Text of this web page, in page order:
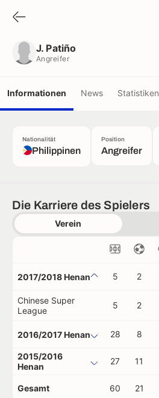
J. Patiño
Angreifer
Informationen News Statistiken
Nationalität
Philippinen
Position
Angreifer
Die Karriere des Spielers
Verein
2017/2018 Henan 5 2
Chinese Super
League
5 2
2016/2017 Henan 28 8
2015/2016
Henan
27 11
Gesamt 60 21